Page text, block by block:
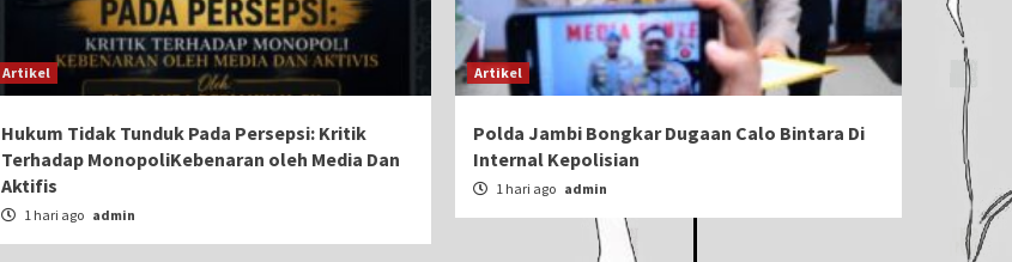
Artikel
Hukum Tidak Tunduk Pada Persepsi: Kritik
Terhadap MonopoliKebenaran oleh Media Dan
Aktifis
1 hari ago admin
Artikel
Polda Jambi Bongkar Dugaan Calo Bintara Di
Internal Kepolisian
1 hari ago admin